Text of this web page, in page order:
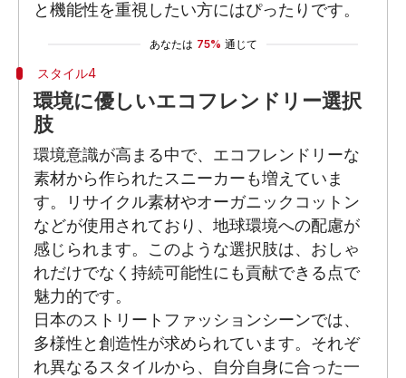
と機能性を重視したい方にはぴったりです。
あなたは 75% 通じて
スタイル4
環境に優しいエコフレンドリー選択
肢
環境意識が高まる中で、エコフレンドリーな
素材から作られたスニーカーも増えていま
す。リサイクル素材やオーガニックコットン
などが使用されており、地球環境への配慮が
感じられます。このような選択肢は、おしゃ
れだけでなく持続可能性にも貢献できる点で
魅力的です。
日本のストリートファッションシーンでは、
多様性と創造性が求められています。それぞ
れ異なるスタイルから、自分自身に合った一